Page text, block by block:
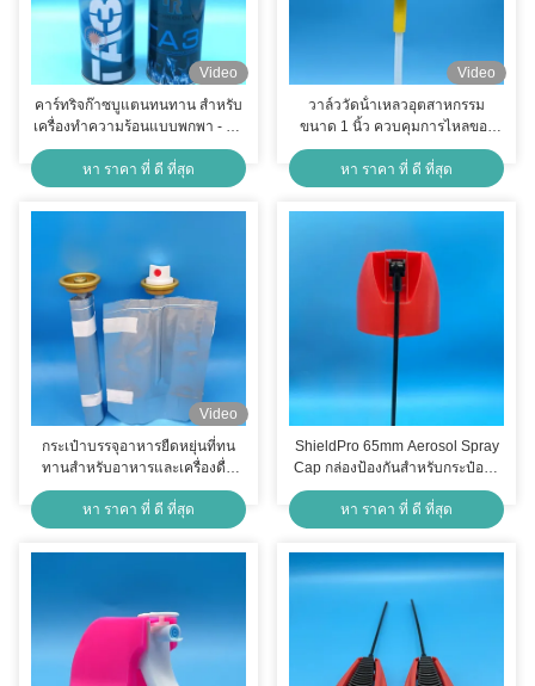
Video
คาร์ทริจก๊าซบูแตนทนทาน สําหรับ
เครื่องทําความร้อนแบบพกพา - อุ่น
และน่าเชื่อถือ
หา ราคา ที่ ดี ที่สุด
Video
วาล์ววัดน้ําเหลวอุตสาหกรรม
ขนาด 1 นิ้ว ควบคุมการไหลของ
น้ําที่มีความแม่นยําสูง สําหรับ
กระบวนการเคมี
หา ราคา ที่ ดี ที่สุด
Video
กระเป๋าบรรจุอาหารยืดหยุ่นที่ทน
ทานสําหรับอาหารและเครื่องดื่ม
สดชื่นและสะดวก
หา ราคา ที่ ดี ที่สุด
ShieldPro 65mm Aerosol Spray
Cap กล่องป้องกันสําหรับกระป๋องส
เปรย์แมลงในกิจกรรมกลางแจ้ง
หา ราคา ที่ ดี ที่สุด